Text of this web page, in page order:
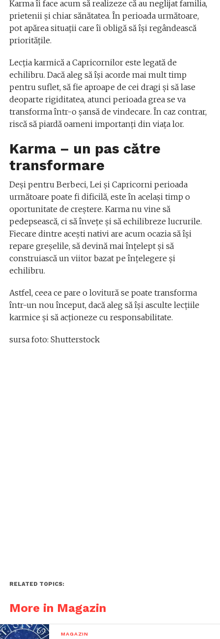
Karma îi face acum să realizeze că au neglijat familia,
prietenii și chiar sănătatea. În perioada următoare,
pot apărea situații care îi obligă să își regândească
prioritățile.
Lecția karmică a Capricornilor este legată de
echilibru. Dacă aleg să își acorde mai mult timp
pentru suflet, să fie aproape de cei dragi și să lase
deoparte rigiditatea, atunci perioada grea se va
transforma într-o șansă de vindecare. În caz contrar,
riscă să piardă oameni importanți din viața lor.
Karma – un pas către
transformare
Deși pentru Berbeci, Lei și Capricorni perioada
următoare poate fi dificilă, este în același timp o
oportunitate de creștere. Karma nu vine să
pedepsească, ci să învețe și să echilibreze lucrurile.
Fiecare dintre acești nativi are acum ocazia să își
repare greșelile, să devină mai înțelept și să
construiască un viitor bazat pe înțelegere și
echilibru.
Astfel, ceea ce pare o lovitură se poate transforma
într-un nou început, dacă aleg să își asculte lecțiile
karmice și să acționeze cu responsabilitate.
sursa foto: Shutterstock
RELATED TOPICS:
More in Magazin
MAGAZIN